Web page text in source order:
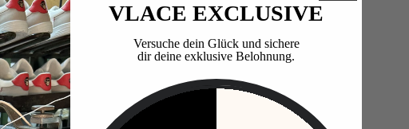
VLACE EXCLUSIVE
Versuche dein Glück und sichere
dir deine exklusive Belohnung.​